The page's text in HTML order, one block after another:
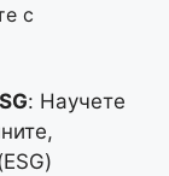
с
: Научете